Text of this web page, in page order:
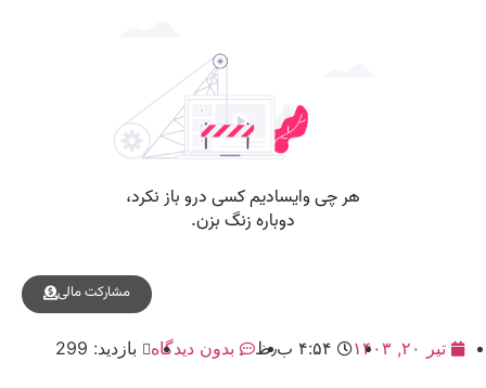
مشارکت مالی
تیر ۲۰, ۱۴۰۳ ۴:۵۴ ب٫ظ بدون دیدگاه بازدید: 299